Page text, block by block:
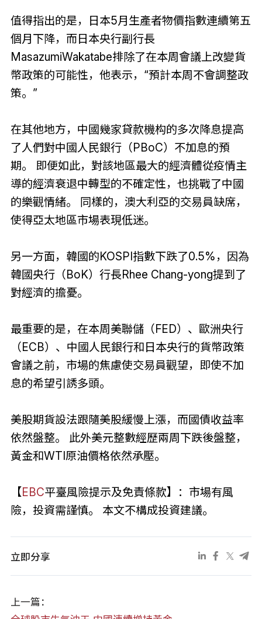
值得指出的是，日本5月生產者物價指數連續第五
個月下降，而日本央行副行長
MasazumiWakatabe排除了在本周會議上改變貨
幣政策的可能性，他表示，“預計本周不會調整政
策。”
在其他地方，中國幾家貸款機构的多次降息提高
了人們對中國人民銀行（PBoC）不加息的預
期。 即便如此，對該地區最大的經濟體從疫情主
導的經濟衰退中轉型的不確定性，也挑戰了中國
的樂觀情緒。 同樣的，澳大利亞的交易員缺席，
使得亞太地區市場表現低迷。
另一方面，韓國的KOSPI指數下跌了0.5%，因為
韓國央行（BoK）行長Rhee Chang-yong提到了
對經濟的擔憂。
最重要的是，在本周美聯儲（FED）、歐洲央行
（ECB）、中國人民銀行和日本央行的貨幣政策
會議之前，市場的焦慮使交易員觀望，即使不加
息的希望引誘多頭。
美股期貨設法跟隨美股緩慢上漲，而國債收益率
依然盤整。 此外美元整數經歷兩周下跌後盤整，
黃金和WTI原油價格依然承壓。
【EBC平臺風險提示及免責條款】：市場有風
險，投資需謹慎。 本文不構成投資建議。
立即分享
上一篇：